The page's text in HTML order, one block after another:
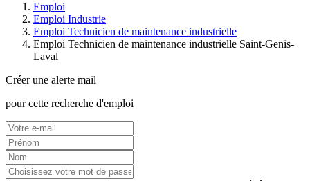
Emploi
Emploi Industrie
Emploi Technicien de maintenance industrielle
Emploi Technicien de maintenance industrielle Saint-Genis-
Laval
Créer une alerte mail
pour cette recherche d'emploi